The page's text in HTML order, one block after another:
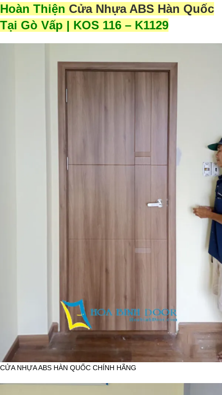
Hoàn Thiện Cửa Nhựa ABS Hàn Quốc
Tại Gò Vấp | KOS 116 – K1129
CỬA NHỰA ABS HÀN QUỐC CHÍNH HÃNG